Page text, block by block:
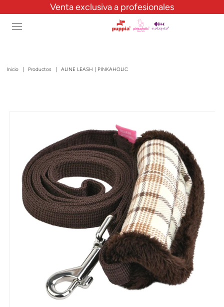
Venta exclusiva a profesionales
Inicio | Productos | ALINE LEASH | PINKAHOLIC